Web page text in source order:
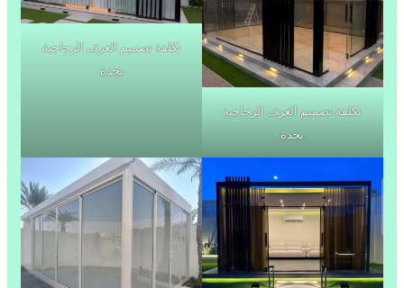
تكلفة تصميم الغرف الزجاجية
بجدة
تكلفة تصميم الغرف الزجاجية
بجدة